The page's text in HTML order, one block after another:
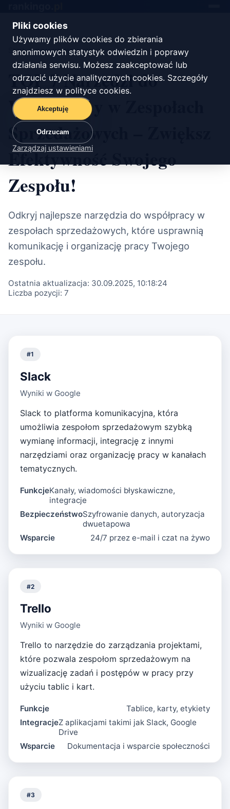
Pliki cookies
Używamy plików cookies do zbierania
anonimowych statystyk odwiedzin i poprawy
działania serwisu. Możesz zaakceptować lub
odrzucić użycie analitycznych cookies. Szczegóły
znajdziesz w polityce cookies.
Akceptuję
Odrzucam
Zarządzaj ustawieniami
Start/oprogramowanie
TOP 7 Narzędzi do
Współpracy w Zespołach
Sprzedażowych – Zwiększ
Efektywność Swojego
Zespołu!
Odkryj najlepsze narzędzia do współpracy w
zespołach sprzedażowych, które usprawnią
komunikację i organizację pracy Twojego
zespołu.
Ostatnia aktualizacja: 30.09.2025, 10:18:24
Liczba pozycji: 7
#1
Slack
Wyniki w Google
Slack to platforma komunikacyjna, która
umożliwia zespołom sprzedażowym szybką
wymianę informacji, integrację z innymi
narzędziami oraz organizację pracy w kanałach
tematycznych.
FunkcjeKanały, wiadomości błyskawiczne,
integracje
BezpieczeństwoSzyfrowanie danych, autoryzacja
dwuetapowa
Wsparcie
24/7 przez e-mail i czat na żywo
#2
Trello
Wyniki w Google
Trello to narzędzie do zarządzania projektami,
które pozwala zespołom sprzedażowym na
wizualizację zadań i postępów w pracy przy
użyciu tablic i kart.
Funkcje
Tablice, karty, etykiety
IntegracjeZ aplikacjami takimi jak Slack, Google
Drive
Wsparcie
Dokumentacja i wsparcie społeczności
#3